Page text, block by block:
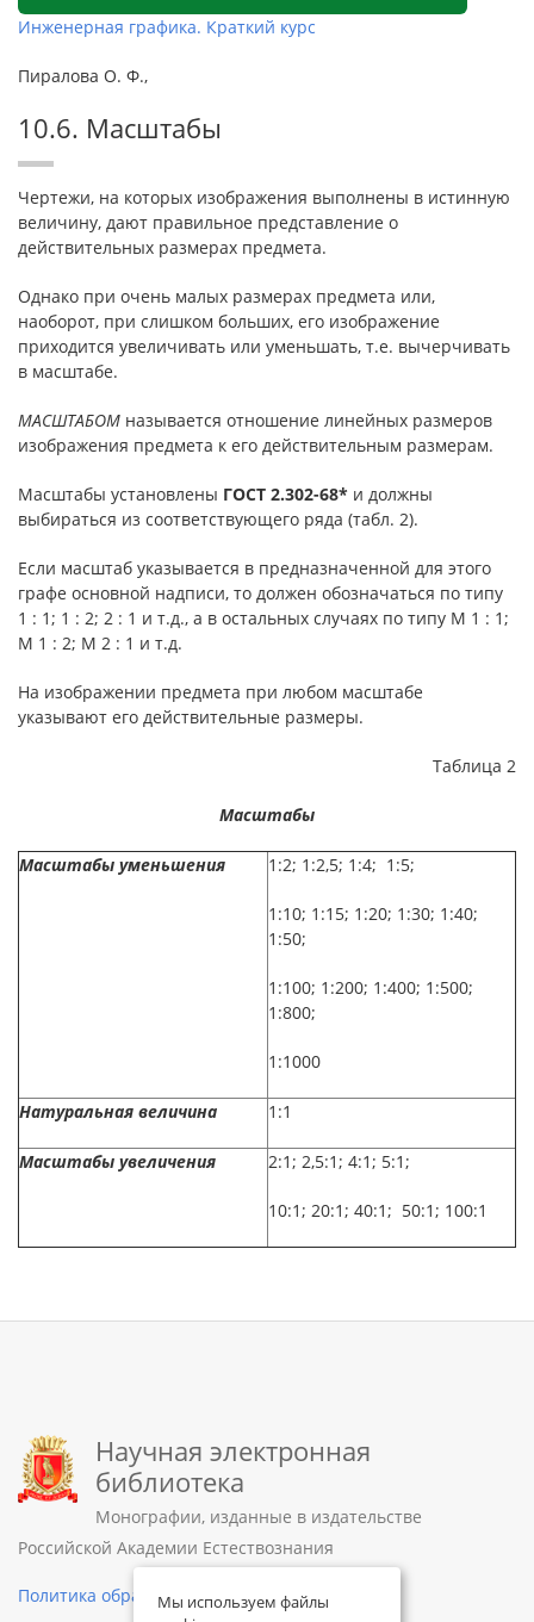
Инженерная графика. Краткий курс
Пиралова О. Ф.,
10.6. Масштабы
Чертежи, на которых изображения выполнены в истинную
величину, дают правильное представление о
действительных размерах предмета.
Однако при очень малых размерах предмета или,
наоборот, при слишком больших, его изображение
приходится увеличивать или уменьшать, т.е. вычерчивать
в масштабе.
МАСШТАБОМ называется отношение линейных размеров
изображения предмета к его действительным размерам.
Масштабы установлены ГОСТ 2.302-68* и должны
выбираться из соответствующего ряда (табл. 2).
Если масштаб указывается в предназначенной для этого
графе основной надписи, то должен обозначаться по типу
1 : 1; 1 : 2; 2 : 1 и т.д., а в остальных случаях по типу М 1 : 1;
M 1 : 2; M 2 : 1 и т.д.
На изображении предмета при любом масштабе
указывают его действительные размеры.
Таблица 2
Масштабы
Масштабы уменьшения 1:2; 1:2,5; 1:4; 1:5;
1:10; 1:15; 1:20; 1:30; 1:40;
1:50;
1:100; 1:200; 1:400; 1:500;
1:800;
1:1000
Натуральная величина 1:1
Масштабы увеличения 2:1; 2,5:1; 4:1; 5:1;
10:1; 20:1; 40:1; 50:1; 100:1
Научная электронная
библиотека
Монографии, изданные в издательстве
Российской Академии Естествознания
Политика обработки персональных данных
Мы используем файлы